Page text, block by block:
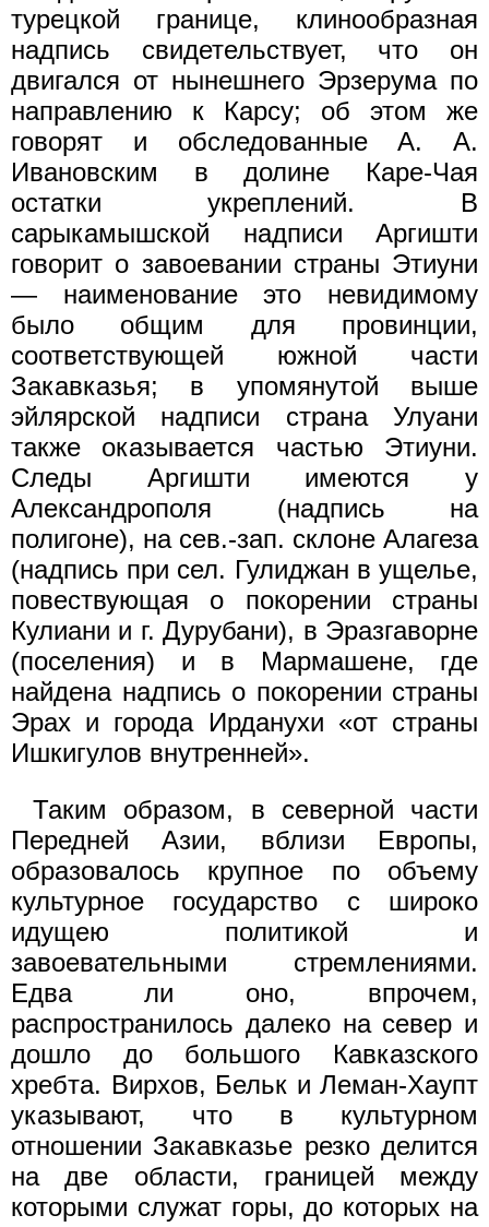
турецкой границе, клинообразная
надпись свидетельствует, что он
двигался от нынешнего Эрзерума по
направлению к Карсу; об этом же
говорят и обследованные А. А.
Ивановским в долине Каре-Чая
остатки укреплений. В
сарыкамышской надписи Аргишти
говорит о завоевании страны Этиуни
— наименование это невидимому
было общим для провинции,
соответствующей южной части
Закавказья; в упомянутой выше
эйлярской надписи страна Улуани
также оказывается частью Этиуни.
Следы Аргишти имеются у
Александрополя (надпись на
полигоне), на сев.-зап. склоне Алагеза
(надпись при сел. Гулиджан в ущелье,
повествующая о покорении страны
Кулиани и г. Дурубани), в Эразгаворне
(поселения) и в Мармашене, где
найдена надпись о покорении страны
Эрах и города Ирданухи «от страны
Ишкигулов внутренней».
Таким образом, в северной части
Передней Азии, вблизи Европы,
образовалось крупное по объему
культурное государство с широко
идущею политикой и
завоевательными стремлениями.
Едва ли оно, впрочем,
распространилось далеко на север и
дошло до большого Кавказского
хребта. Вирхов, Бельк и Леман-Хаупт
указывают, что в культурном
отношении Закавказье резко делится
на две области, границей между
которыми служат горы, до которых на